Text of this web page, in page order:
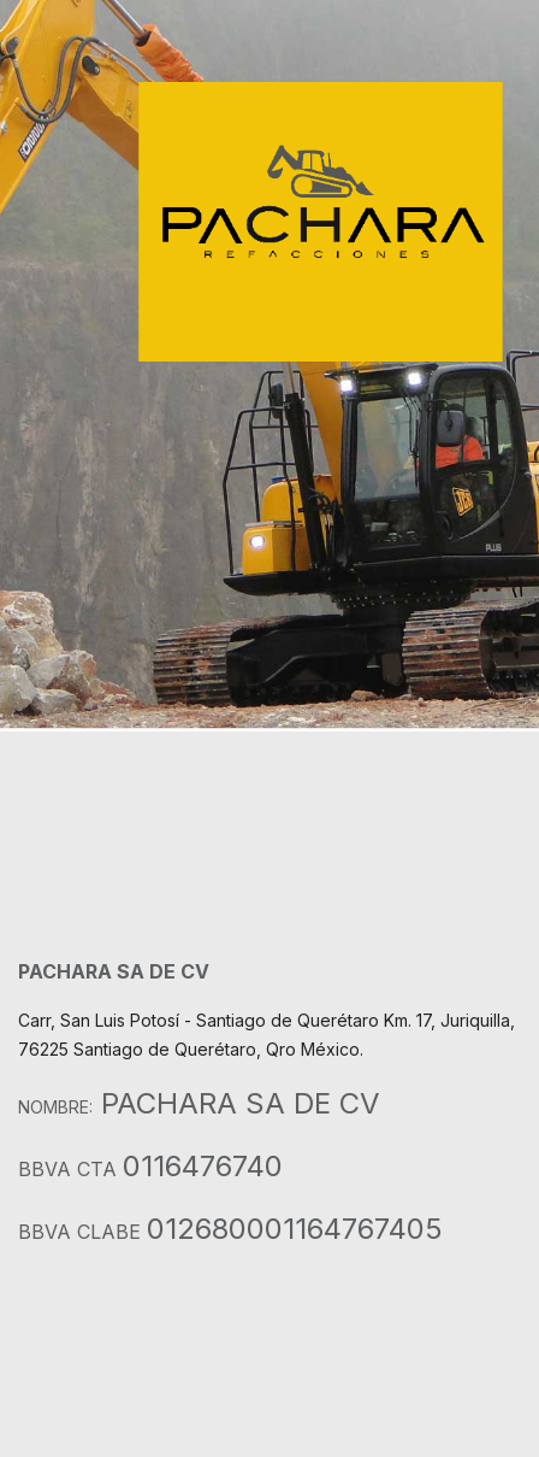
PACHARA SA DE CV
Carr, San Luis Potosí - Santiago de Querétaro Km. 17, Juriquilla,
76225 Santiago de Querétaro, Qro México.
NOMBRE: PACHARA SA DE CV
BBVA CTA 0116476740
BBVA CLABE 012680001164767405